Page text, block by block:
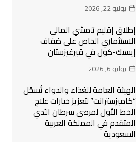
يوليو 22, 2026
إطلاق إقليم تامشي المالي
الاستثماري الخاص على ضفاف
إيسيك-كول في قيرغيزستان
يوليو 6, 2026
الهيئة العامة للغذاء والدواء تُسجِّل
“كاميزسترانت” لتعزيز خيارات علاج
الخط الأول لمرضى سرطان الثدي
المتقدم في المملكة العربية
السعودية